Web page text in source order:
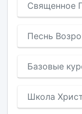
Священное
Песнь
Базовые
Школа